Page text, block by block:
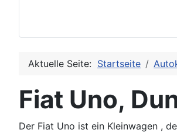
Aktuelle Seite: Startseite
Fiat Uno,
Der Fiat Uno ist ein Kleinwagen ,